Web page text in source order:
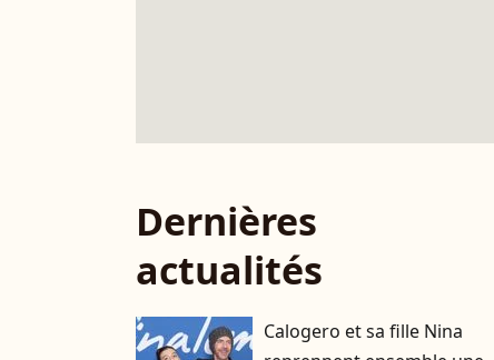
Dernières
actualités
Calogero et sa fille Nina